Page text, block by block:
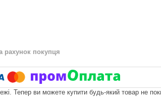
рахунок покупця
Тепер ви можете купити будь-який товар не